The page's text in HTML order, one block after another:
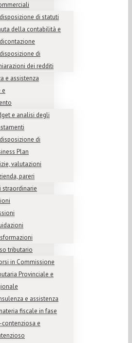
di statuti
della contabilità e
di
dei redditi
e assistenza
e
e analisi degli
di
Plan
valutazioni
pareri
straordinarie
tributario
in Commissione
Provinciale e
e assistenza
fiscale in fase
contenziosa e